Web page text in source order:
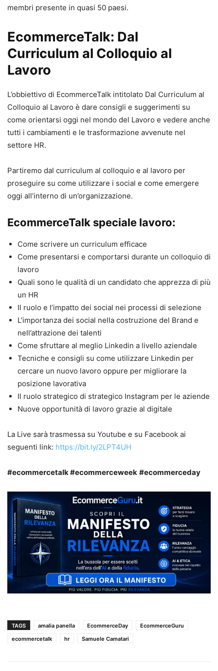
membri presente in quasi 50 paesi.
EcommerceTalk: Dal
Curriculum al Colloquio al
Lavoro
L’obbiettivo di EcommerceTalk intitolato Dal Curriculum al
Colloquio al Lavoro è dare consigli e suggerimenti su
come orientarsi oggi nel mondo del Lavoro e vedere anche
tutti i cambiamenti e le trasformazione avvenute nel
settore HR.
Partiremo dal curriculum al colloquio e al lavoro per
proseguire su come utilizzare i social e come emergere
oggi all’interno di un’organizzazione.
EcommerceTalk speciale lavoro:
Come scrivere un curriculum efficace
Come presentarsi e comportarsi durante un colloquio di
lavoro
Quali sono le qualità di un candidato che apprezza di più
un HR
Il ruolo e l’impatto dei social nei processi di selezione
L’importanza dei social nella costruzione del Brand e
nell’attrazione dei talenti
Come sfruttare al meglio Linkedin a livello aziendale
Tecniche e consigli su come utilizzare Linkedin per
cercare un nuovo lavoro oppure per migliorare la
posizione lavorativa
Il ruolo strategico di strategico Instagram per le aziende
Nuove opportunità di lavoro grazie al digitale
La Live sarà trasmessa su Youtube e su Facebook ai
seguenti link: https://bit.ly/2LPT4UH
#ecommercetalk#ecommerceweek #ecommerceday
TAGS amalia panella EcommerceDay
EcommerceGuru
ecommercetalk
hr Samuele Camatari